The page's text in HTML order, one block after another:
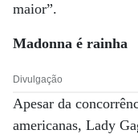
maior”.
Madonna é rainha
Divulgação
Apesar da
americanas, Lady